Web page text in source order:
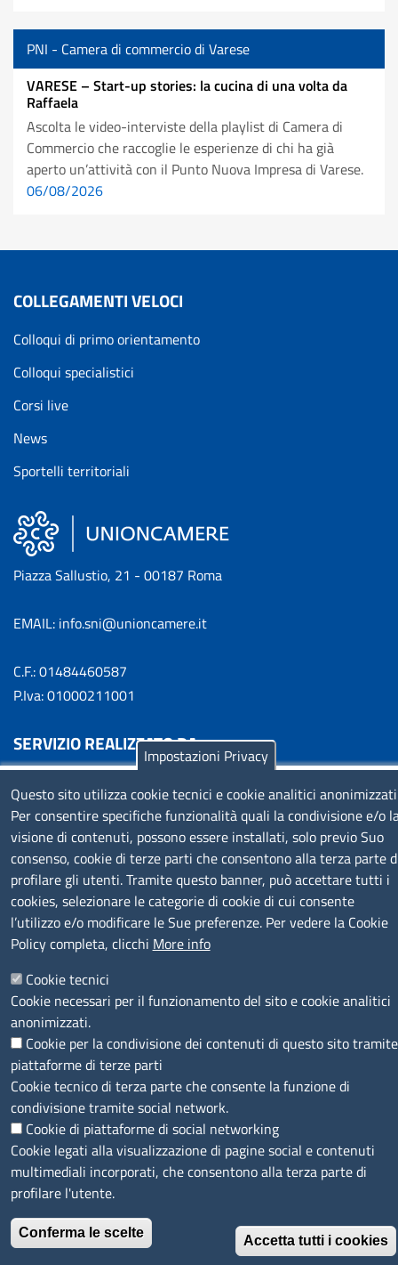
PNI - Camera di commercio di Varese
VARESE – Start-up stories: la cucina di una volta da
Raffaela
Ascolta le video-interviste della playlist di Camera di
Commercio che raccoglie le esperienze di chi ha già
aperto un’attività con il Punto Nuova Impresa di Varese.
06/08/2026
COLLEGAMENTI VELOCI
Colloqui di primo orientamento
Colloqui specialistici
Corsi live
News
Sportelli territoriali
Piazza Sallustio, 21 - 00187 Roma
EMAIL: info.sni@unioncamere.it
C.F.: 01484460587
P.Iva: 01000211001
SERVIZIO REALIZZATO DA
SEGUICI SU
MENÙ PRIVACY
Note legali Privacy e cookie policy Accesso riservato
© 2023 SNI Servizio Nuove Imprese
Impostazioni Privacy
Questo sito utilizza cookie tecnici e cookie analitici
Per consentire specifiche funzionalità quali la condivisione e/o
visione di contenuti, possono essere installati, solo previo Suo
consenso, cookie di terze parti che consentono alla terza parte
profilare gli utenti. Tramite questo banner, può accettare tutti i
cookies, selezionare le categorie di cookie di cui consente
l’utilizzo e/o modificare le Sue preferenze. Per vedere la Cookie
Policy completa, clicchi More info
Cookie tecnici
Cookie necessari per il funzionamento del sito e cookie analitici
anonimizzati.
Cookie per la condivisione dei contenuti di questo sito tramite
piattaforme di terze parti
Cookie tecnico di terza parte che consente la funzione di
condivisione tramite social network.
Cookie di piattaforme di social networking
Cookie legati alla visualizzazione di pagine social e contenuti
multimediali incorporati, che consentono alla terza parte di
profilare l'utente.
Conferma le scelte
Accetta tutti i cookies